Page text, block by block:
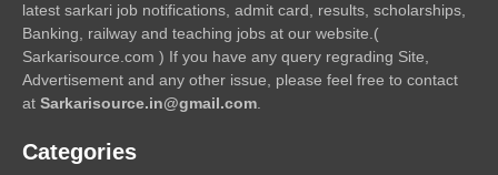
latest sarkari job notifications, admit card, results, scholarships,
Banking, railway and teaching jobs at our website.(
Sarkarisource.com ) If you have any query regrading Site,
Advertisement and any other issue, please feel free to contact
at Sarkarisource.in@gmail.com
Categories